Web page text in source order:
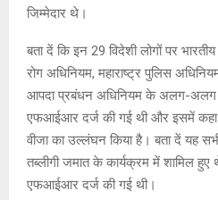
जिम्मेदार थे।
बता दें कि इन 29 विदेशी लोगों पर
रोग अधिनियम, महाराष्ट्र पुलिस
आपदा प्रबंधन अधिनियम के अलग-अलग
एफआईआर दर्ज की गई थी और इसमें कहा
वीजा का उल्लंघन किया है। बता दें यह
तब्लीगी जमात के कार्यक्रम में शामिल
एफआईआर दर्ज की गई थी।